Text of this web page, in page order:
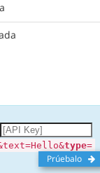
type=
Prúebalo